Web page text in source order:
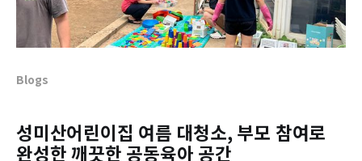
Blogs
성미산어린이집 여름 대청소, 부모 참여로
완성한 깨끗한 공동육아 공간